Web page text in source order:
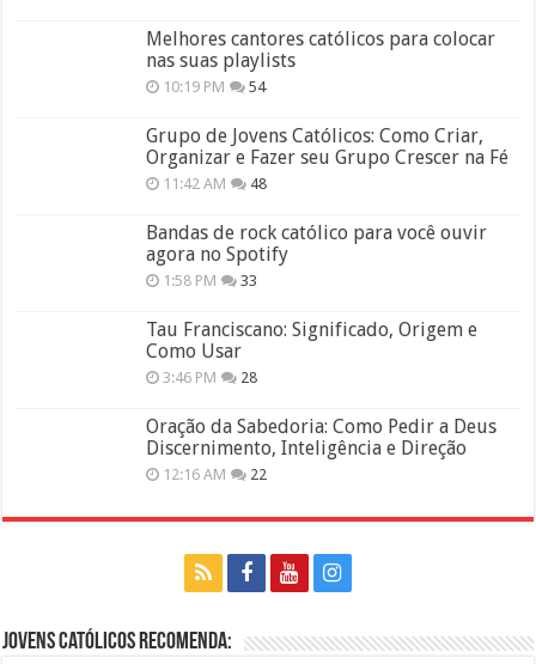
Melhores cantores católicos para colocar
nas suas playlists
10:19 PM 54
Grupo de Jovens Católicos: Como Criar,
Organizar e Fazer seu Grupo Crescer na Fé
11:42 AM 48
Bandas de rock católico para você ouvir
agora no Spotify
1:58 PM 33
Tau Franciscano: Significado, Origem e
Como Usar
3:46 PM 28
Oração da Sabedoria: Como Pedir a Deus
Discernimento, Inteligência e Direção
12:16 AM 22
Jovens Católicos Recomenda: